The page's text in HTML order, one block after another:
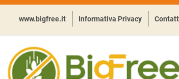
Passa
principale
www.bigfree.it Informativa Privacy
BigFree
-
Punto